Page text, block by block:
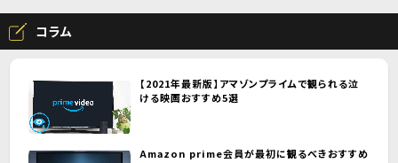
コラム
【2021年最新版】アマゾンプライムで観られる泣
ける映画おすすめ5選
Amazon prime会員が最初に観るべきおすすめ